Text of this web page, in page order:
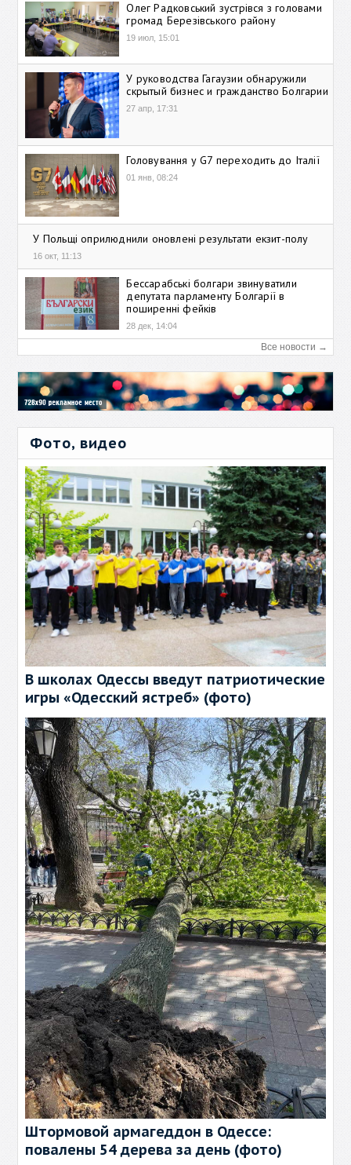
Олег Радковський зустрівся з головами
громад Березівського району
19 июл, 15:01
У руководства Гагаузии обнаружили
скрытый бизнес и гражданство Болгарии
27 апр, 17:31
Головування у G7 переходить до Італії
01 янв, 08:24
У Польщі оприлюднили оновлені результати екзит-полу
16 окт, 11:13
Бессарабські болгари звинуватили
депутата парламенту Болгарії в
поширенні фейків
28 дек, 14:04
Все новости →
Фото, видео
В школах Одессы введут патриотические
игры «Одесский ястреб» (фото)
Штормовой армагеддон в Одессе:
повалены 54 дерева за день (фото)